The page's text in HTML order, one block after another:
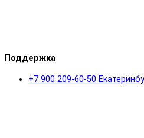
Поддержка
+7 900 209-60-50